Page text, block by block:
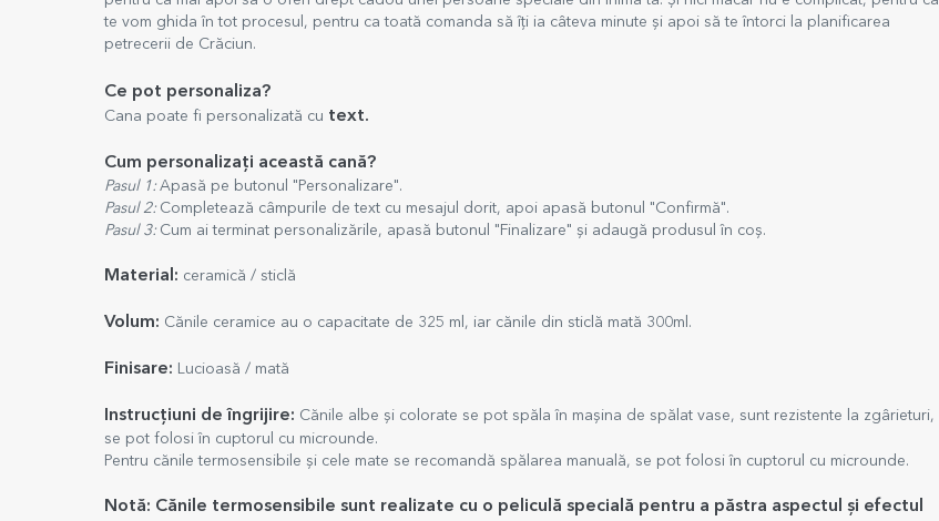
te vom ghida în tot procesul, pentru ca toată comanda să îți ia câteva minute și apoi să te întorci la planificarea
petrecerii de Crăciun.
Ce pot personaliza?
Cana poate fi personalizată cu text.
Cum personalizați această cană?
Pasul 1: Apasă pe butonul "Personalizare".
Pasul 2: Completează câmpurile de text cu mesajul dorit, apoi apasă butonul "Confirmă".
Pasul 3: Cum ai terminat personalizările, apasă butonul "Finalizare" și adaugă produsul în coș.
Material: ceramică / sticlă
Volum: Cănile ceramice au o capacitate de 325 ml, iar cănile din sticlă mată 300ml.
Finisare: Lucioasă / mată
Instrucțiuni de îngrijire: Cănile albe și colorate se pot spăla în mașina de spălat vase, sunt rezistente la zgârieturi,
se pot folosi în cuptorul cu microunde.
Pentru cănile termosensibile și cele mate se recomandă spălarea manuală, se pot folosi în cuptorul cu microunde.
Notă: Cănile termosensibile sunt realizate cu o peliculă specială pentru a păstra aspectul și efectul